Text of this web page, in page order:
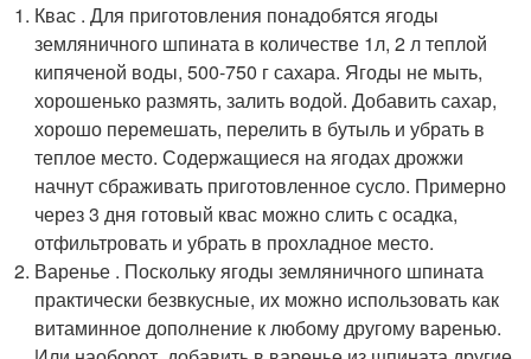
Квас . Для приготовления понадобятся ягоды
земляничного шпината в количестве 1л, 2 л теплой
кипяченой воды, 500-750 г сахара. Ягоды не мыть,
хорошенько размять, залить водой. Добавить сахар,
хорошо перемешать, перелить в бутыль и убрать в
теплое место. Содержащиеся на ягодах дрожжи
начнут сбраживать приготовленное сусло. Примерно
через 3 дня готовый квас можно слить с осадка,
отфильтровать и убрать в прохладное место.
Варенье . Поскольку ягоды земляничного шпината
практически безвкусные, их можно использовать как
витаминное дополнение к любому другому варенью.